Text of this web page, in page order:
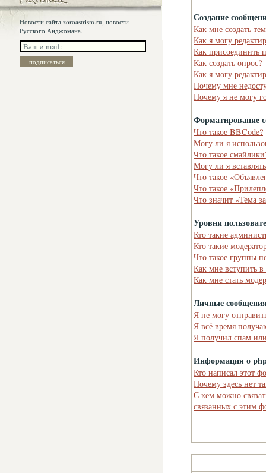
Новости сайта zoroastrism.ru, новости
Русского Анджомана.
Создание
Как мне создать
Как я могу
Как присоединить
Как создать опрос?
Как я могу
Почему мне
Почему я не могу
Форматирование
Что такое BBCode?
Могу ли я
Что такое
Могу ли я
Что такое
Что такое
Что значит «Тема
Уровни
Кто такие
Кто такие
Что такое группы
Как мне вступить в
Как мне стать
Личные
Я не могу
Я всё время
Я получил спам
Информация о
Кто написал этот
Почему здесь нет
С кем можно
связанных с этим